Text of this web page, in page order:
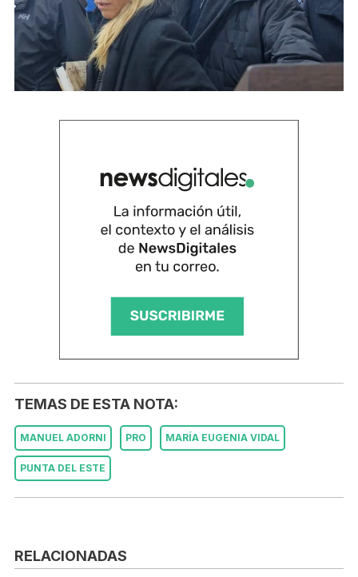
TEMAS DE ESTA NOTA:
MANUEL ADORNI PRO MARÍA EUGENIA VIDAL
PUNTA DEL ESTE
RELACIONADAS